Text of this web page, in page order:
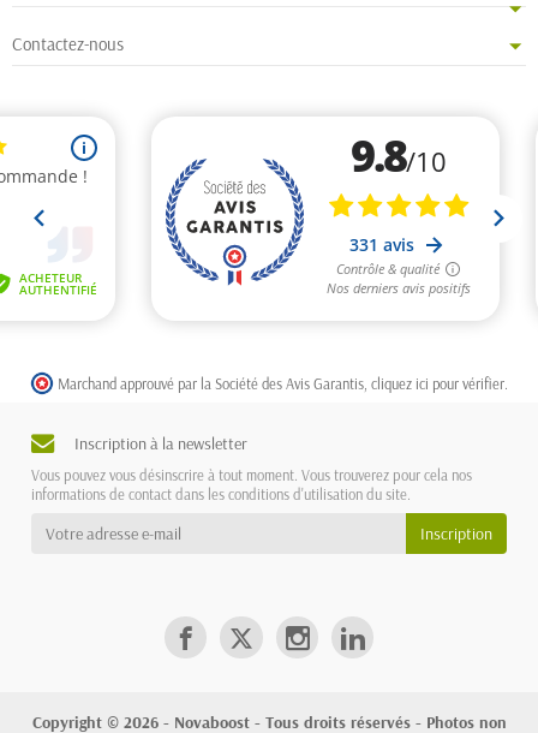
Contactez-nous
Marchand approuvé par la Société des Avis Garantis, cliquez ici pour vérifier
Inscription à la newsletter
Vous pouvez vous désinscrire à tout moment. Vous trouverez pour cela nos
informations de contact dans les conditions d'utilisation du site.
Copyright © 2026 - Novaboost - Tous droits réservés - Photos non